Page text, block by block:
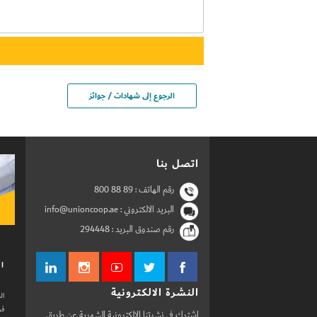
الرجوع إلى شهادات / جوائز
اتصل بنا
رقم الهاتف :800 88 89
البريد الالكتروني : info@unioncoop.ae
رقم صندوق البريد :294448
النشرة الالكترونية